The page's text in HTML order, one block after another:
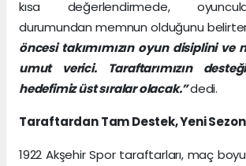
kısa değerlendirmede,
durumundan memnun olduğunu
öncesi takımımızın oyun disiplini ve
umut verici. Taraftarımızın
hedefimiz üst sıralar olacak.”dedi.
Taraftardan Tam Destek, Yeni
1922 Akşehir Spor taraftarları, maç